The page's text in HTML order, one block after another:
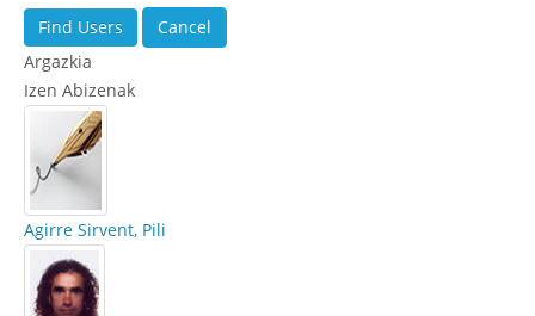
Argazkia
Izen Abizenak
Agirre Sirvent, Pili